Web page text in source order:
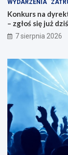
WYDARZENIA
Konkurs na
– zgłoś się już
7 sierpnia 2026